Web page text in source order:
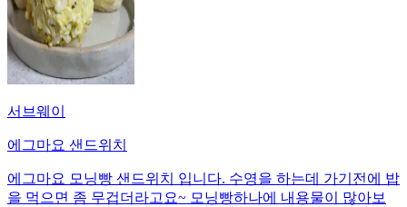
서브웨이
에그마요 샌드위치
에그마요 모닝빵 샌드위치 입니다. 수영을 하는데 가기전에 밥
을 먹으면 좀 무겁더라고요~ 모닝빵하나에 내용물이 많아보